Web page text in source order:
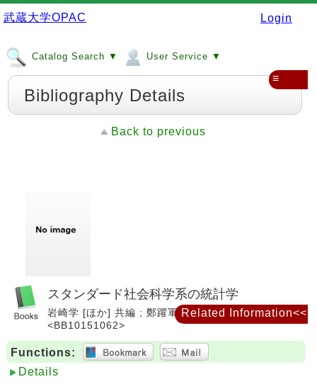
武蔵大学OPAC Login
Catalog Search ▼ User Service ▼
≡
Bibliography Details
Back to previous
スタンダード社会科学系の統計学
岩崎学 [ほか] 共編 ; 鄭躍軍著. -- 培風館, 2022.
<BB10151062>
Functions:
Details
Related Information<<